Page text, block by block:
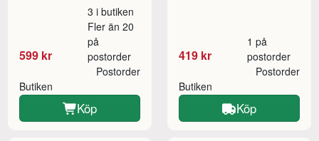
599 kr
3 i butiken
Fler än 20
på
postorder
Butiken
Postorder
Köp
419 kr
1 på
postorder
Butiken
Postorder
Köp